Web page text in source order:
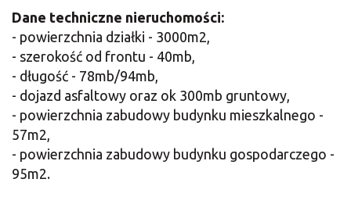
Dane techniczne nieruchomości:
- powierzchnia działki - 3000m2,
- szerokość od frontu - 40mb,
- długość - 78mb/94mb,
- dojazd asfaltowy oraz ok 300mb gruntowy,
- powierzchnia zabudowy budynku mieszkalnego -
57m2,
- powierzchnia zabudowy budynku gospodarczego -
95m2.